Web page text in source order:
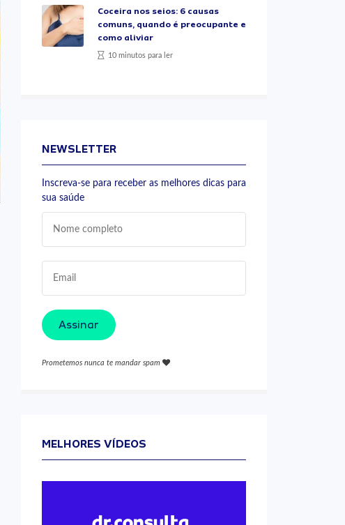
Coceira nos seios: 6 causas
comuns, quando é preocupante e
como aliviar
10 minutos para ler
NEWSLETTER
Inscreva-se para receber as melhores dicas para
sua saúde
Assinar
Prometemos nunca te mandar spam
MELHORES VÍDEOS